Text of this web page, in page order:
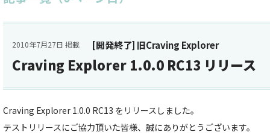
[開発終了] 旧Craving Explorer
2010年7月27日 掲載
Craving Explorer 1.0.0 RC13 リリース
Craving Explorer 1.0.0 RC13 をリリースしました。
テストリリースにご協力頂いた皆様、誠にありがとうございます。